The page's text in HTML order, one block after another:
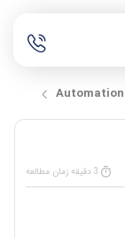
Automation
3 دقیقه زمان مطالعه